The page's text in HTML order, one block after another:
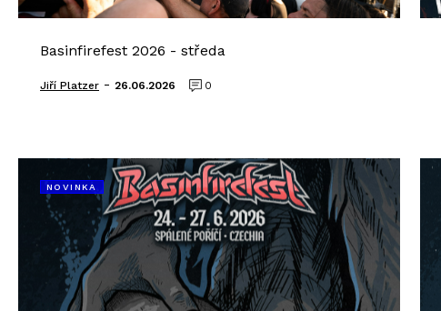
Basinfirefest 2026 - středa
Jiří Platzer - 26.06.2026 0
NOVINKA